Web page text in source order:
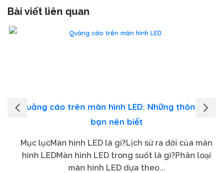
Bài viết liên quan
Quảng cáo trên màn hình LED: Những thông tin
bạn nên biết
Mục lụcMàn hình LED là gì?Lịch sử ra đời của màn
hình LEDMàn hình LED trong suốt là gì?Phân loại
màn hình LED dựa theo...